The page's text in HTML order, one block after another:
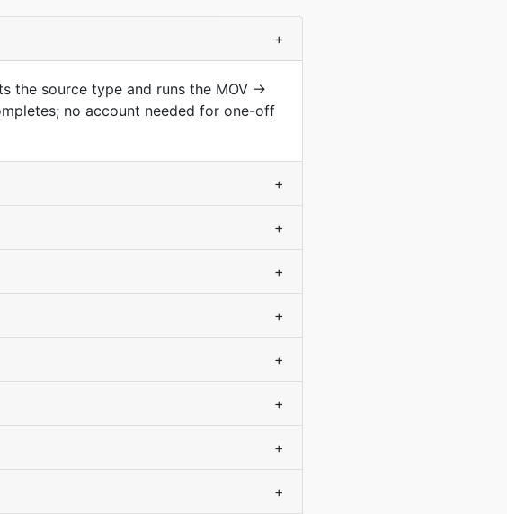
+
the source type and runs the MOV →
no account needed for one-off
+
+
+
+
+
+
+
+